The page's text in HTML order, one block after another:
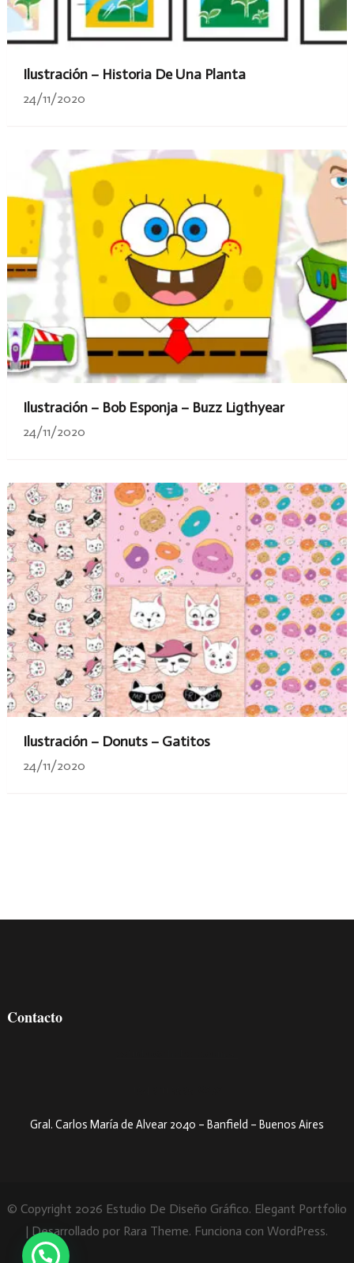
Ilustración – Historia De Una Planta
24/11/2020
Ilustración – Bob Esponja – Buzz Ligthyear
24/11/2020
Ilustración – Donuts – Gatitos
24/11/2020
Contacto
Gral. Carlos María de Alvear 2040 – Banfield – Buenos Aires
© Copyright 2026 Estudio De Diseño Gráfico. Elegant Portfolio
| Desarrollado por Rara Theme. Funciona con WordPress.